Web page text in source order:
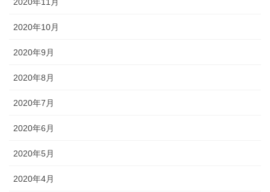
2020年10月
2020年9月
2020年8月
2020年7月
2020年6月
2020年5月
2020年4月